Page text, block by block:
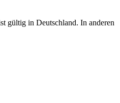
gültig in Deutschland. In anderen